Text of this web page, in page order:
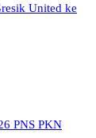
United ke
PNS PKN